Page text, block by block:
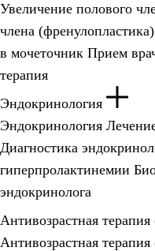
Увеличение полового
члена (френулопластика)
в мочеточник Прием
терапия
Эндокринология
Эндокринология
Диагностика
гиперпролактинемии
эндокринолога
Антивозрастная
Антивозрастная